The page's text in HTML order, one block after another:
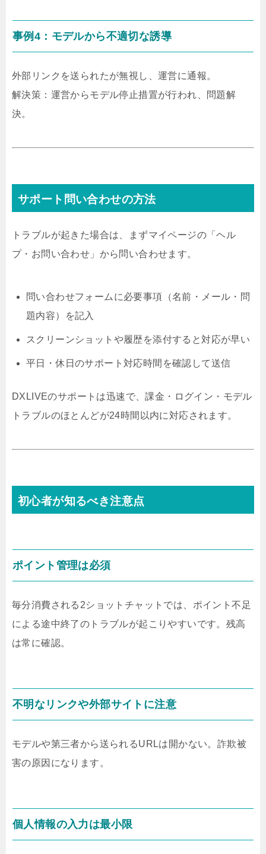
事例4：モデルから不適切な誘導
外部リンクを送られたが無視し、運営に通報。
解決策：運営からモデル停止措置が行われ、問題解
決。
サポート問い合わせの方法
トラブルが起きた場合は、まずマイページの「ヘル
プ・お問い合わせ」から問い合わせます。
問い合わせフォームに必要事項（名前・メール・問
題内容）を記入
スクリーンショットや履歴を添付すると対応が早い
平日・休日のサポート対応時間を確認して送信
DXLIVEのサポートは迅速で、課金・ログイン・モデル
トラブルのほとんどが24時間以内に対応されます。
初心者が知るべき注意点
ポイント管理は必須
毎分消費される2ショットチャットでは、ポイント不足
による途中終了のトラブルが起こりやすいです。残高
は常に確認。
不明なリンクや外部サイトに注意
モデルや第三者から送られるURLは開かない。詐欺被
害の原因になります。
個人情報の入力は最小限